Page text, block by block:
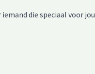
die speciaal voor jou